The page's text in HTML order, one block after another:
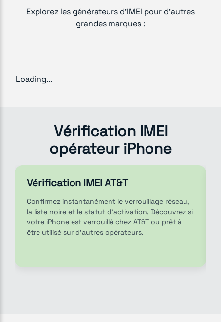
Explorez les générateurs d’IMEI pour d’autres
grandes marques :
Loading...
Vérification IMEI
opérateur iPhone
Vérification IMEI AT&T
Confirmez instantanément le verrouillage réseau,
la liste noire et le statut d’activation. Découvrez si
votre iPhone est verrouillé chez AT&T ou prêt à
être utilisé sur d’autres opérateurs.